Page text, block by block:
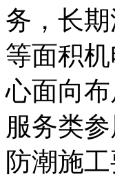
务，长
等面积
心面向
服务类
防潮施